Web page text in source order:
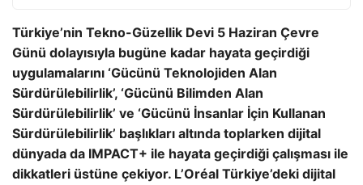
Türkiye’nin Tekno-Güzellik Devi 5 Haziran Çevre
Günü dolayısıyla bugüne kadar hayata geçirdiği
uygulamalarını ‘Gücünü Teknolojiden Alan
Sürdürülebilirlik’, ‘Gücünü Bilimden Alan
Sürdürülebilirlik’ ve ‘Gücünü İnsanlar İçin Kullanan
Sürdürülebilirlik’ başlıkları altında toplarken dijital
dünyada da IMPACT+ ile hayata geçirdiği çalışması ile
dikkatleri üstüne çekiyor. L’Oréal Türkiye’deki dijital